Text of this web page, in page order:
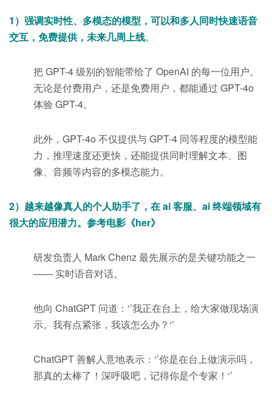
1）强调实时性、多模态的模型，可以和多人同时快速语音
交互，免费提供，未来几周上线。
把 GPT-4 级别的智能带给了 OpenAI 的每一位用户。
无论是付费用户，还是免费用户，都能通过 GPT-4o
体验 GPT-4。
此外，GPT-4o 不仅提供与 GPT-4 同等程度的模型能
力，推理速度还更快，还能提供同时理解文本、图
像、音频等内容的多模态能力。
2）越来越像真人的个人助手了，在 ai 客服、ai 终端领域有
很大的应用潜力。参考电影《her》
研发负责人 Mark Chenz 最先展示的是关键功能之一
—— 实时语音对话。
他向 ChatGPT 问道：‘’我正在台上，给大家做现场演
示。我有点紧张，我该怎么办？‘’
ChatGPT 善解人意地表示：‘’你是在台上做演示吗，
那真的太棒了！深呼吸吧，记得你是个专家！‘’